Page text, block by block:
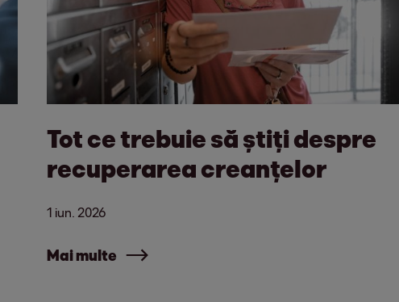
Tot ce trebuie să știți despre
recuperarea creanțelor
1 iun. 2026
Mai multe